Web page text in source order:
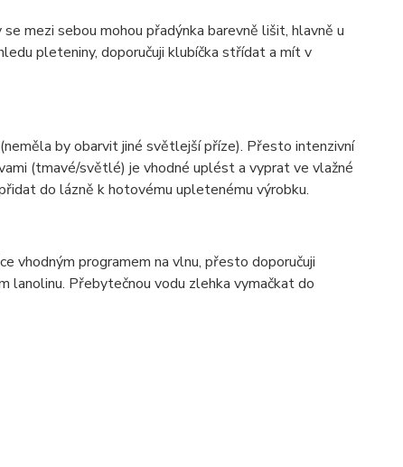
mezi sebou mohou přadýnka barevně lišit, hlavně u
pleteniny, doporučuji klubíčka střídat a mít v
by obarvit jiné světlejší příze). Přesto intenzivní
(tmavé/světlé) je vhodné uplést a vyprat ve vlažné
do lázně k hotovému upletenému výrobku.
vhodným programem na vlnu, přesto doporučuji
lanolinu. Přebytečnou vodu zlehka vymačkat do